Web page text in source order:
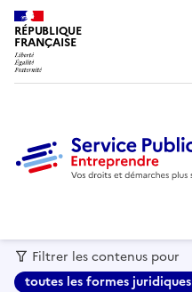
RÉPUBLIQUE
FRANÇAISE
Filtrer les contenus pour
toutes les formes juridiques